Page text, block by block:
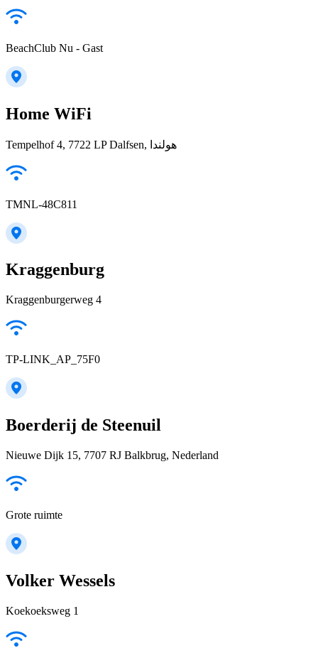
BeachClub Nu - Gast
Home WiFi
Tempelhof 4, 7722 LP Dalfsen, هولندا
TMNL-48C811
Kraggenburg
Kraggenburgerweg 4
TP-LINK_AP_75F0
Boerderij de Steenuil
Nieuwe Dijk 15, 7707 RJ Balkbrug, Nederland
Grote ruimte
Volker Wessels
Koekoeksweg 1